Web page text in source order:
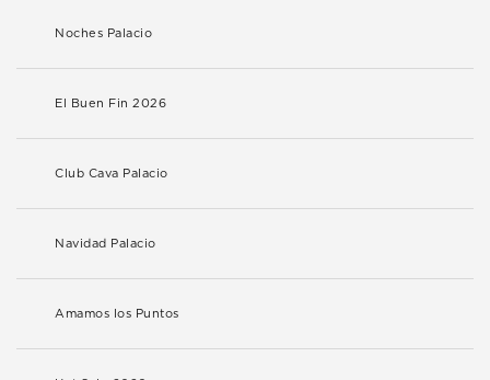
Noches Palacio
El Buen Fin 2026
Club Cava Palacio
Navidad Palacio
Amamos los Puntos